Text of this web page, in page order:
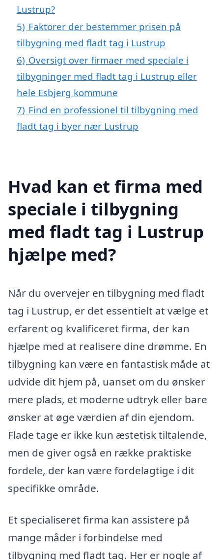
Lustrup?
5) Faktorer der bestemmer prisen på
tilbygning med fladt tag i Lustrup
6) Oversigt over firmaer med speciale i
tilbygninger med fladt tag i Lustrup eller
hele Esbjerg kommune
7) Find en professionel til tilbygning med
fladt tag i byer nær Lustrup
Hvad kan et firma med
speciale i tilbygning
med fladt tag i Lustrup
hjælpe med?
Når du overvejer en tilbygning med fladt
tag i Lustrup, er det essentielt at vælge et
erfarent og kvalificeret firma, der kan
hjælpe med at realisere dine drømme. En
tilbygning kan være en fantastisk måde at
udvide dit hjem på, uanset om du ønsker
mere plads, et moderne udtryk eller bare
ønsker at øge værdien af din ejendom.
Flade tage er ikke kun æstetisk tiltalende,
men de giver også en række praktiske
fordele, der kan være fordelagtige i dit
specifikke område.
Et specialiseret firma kan assistere på
mange måder i forbindelse med
tilbygning med fladt tag. Her er nogle af